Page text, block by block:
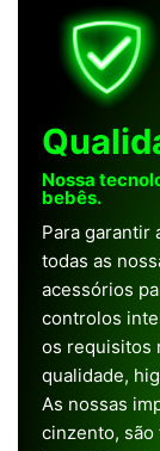
Nossa
bebês.
Para garantir
todas as
acessórios
controlos
os requisitos
qualidade,
As nossas
cinzento, são